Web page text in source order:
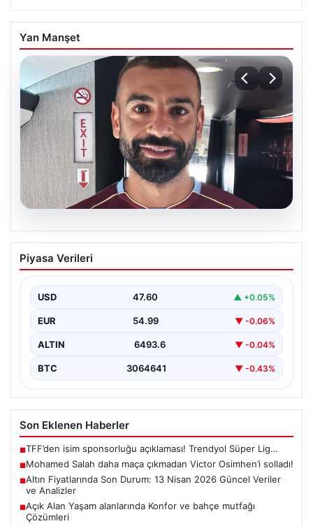
Yan Manşet
05.08.2026
Mohamed Salah daha maça çıkmadan
Victor Osimhen’i solladı!
Piyasa Verileri
USD 47.60 ▲ +0.05%
EUR 54.99 ▼ -0.06%
ALTIN 6493.6 ▼ -0.04%
BTC 3064641 ▼ -0.43%
Son Eklenen Haberler
■TFF’den isim sponsorluğu açıklaması! Trendyol Süper Lig…
■Mohamed Salah daha maça çıkmadan Victor Osimhen’i solladı!
■Altın Fiyatlarında Son Durum: 13 Nisan 2026 Güncel Veriler
ve Analizler
■Açık Alan Yaşam alanlarında Konfor ve bahçe mutfağı
Çözümleri